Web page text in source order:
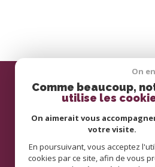
Se
On
Comme beaucoup,
utilise les
On aimerait vous
votre visite.
En poursuivant, vous acceptez
cookies par ce site, afin de vous